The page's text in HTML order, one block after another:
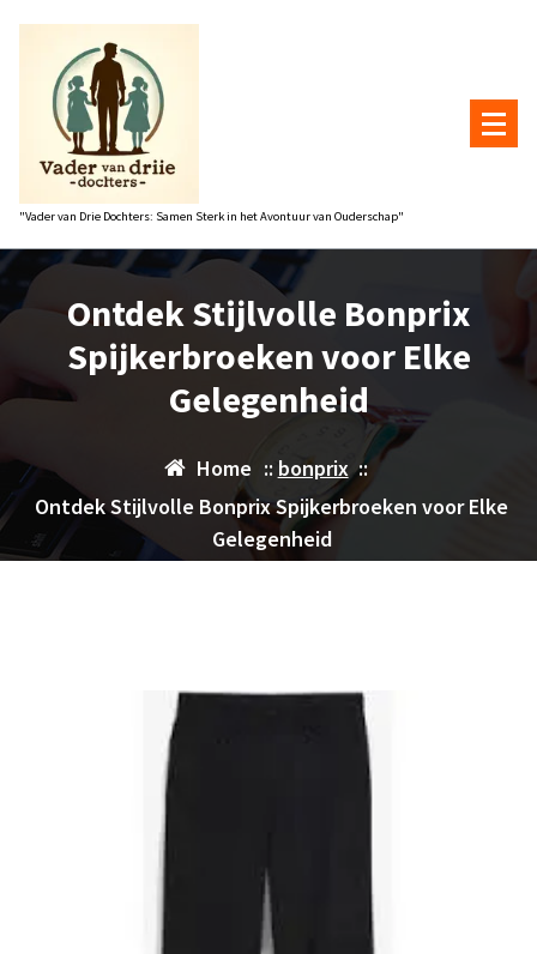
"Vader van Drie Dochters: Samen Sterk in het Avontuur van Ouderschap"
Ontdek Stijlvolle Bonprix
Spijkerbroeken voor Elke
Gelegenheid
Home :: bonprix ::
Ontdek Stijlvolle Bonprix Spijkerbroeken voor Elke
Gelegenheid